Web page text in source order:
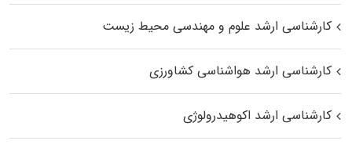
کارشناسی ارشد علوم و مهندسی محیط زیست
کارشناسی ارشد هواشناسی کشاورزی
کارشناسی ارشد اکوهیدرولوژی